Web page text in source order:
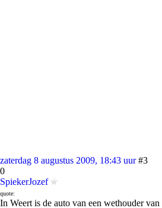
zaterdag 8 augustus 2009, 18:43 uur #3
0
SpiekerJozef
quote:
In Weert is de auto van een wethouder